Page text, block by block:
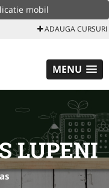
mobil
ADAUGA CURSURI
MENU
LUPENI